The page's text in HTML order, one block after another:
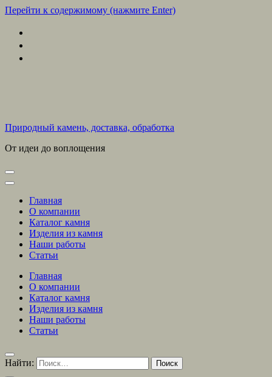
Перейти к содержимому (нажмите Enter)
Природный камень, доставка, обработка
От идеи до воплощения
Главная
О компании
Каталог камня
Изделия из камня
Наши работы
Статьи
Главная
О компании
Каталог камня
Изделия из камня
Наши работы
Статьи
Найти: